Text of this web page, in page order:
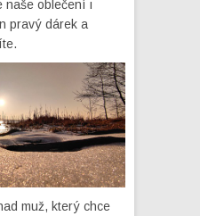
naše oblečení i
pravý dárek a
muž, který chce